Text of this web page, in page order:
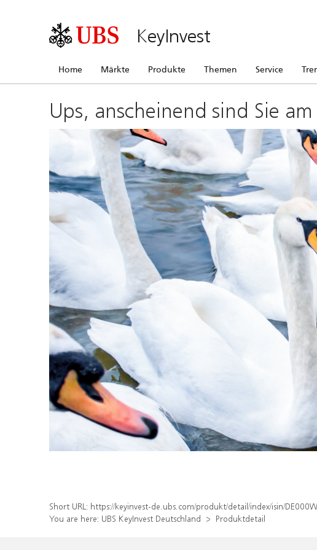
KeyInvest
Home Märkte Produkte Themen Service
Ups, anscheinend sind Sie
Short URL: https://keyinvest-de.ubs.com/produkt/detail/index/isin/
You are here: UBS KeyInvest Deutschland Produktdetail